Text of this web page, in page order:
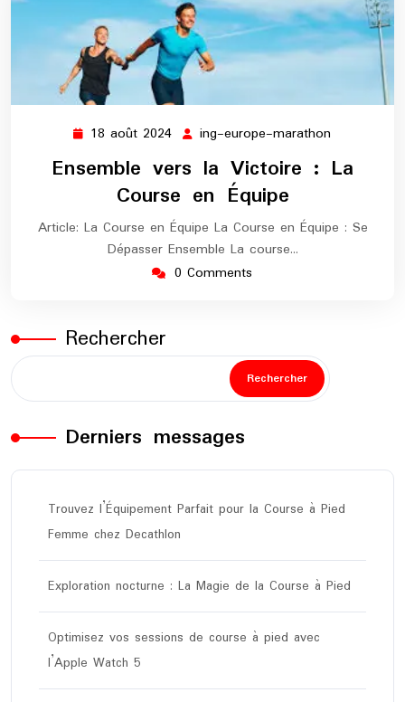
18 août 2024 18
2024
ing-europe-marathon
europe-
marathon
Ensemble vers la Victoire : La
Course en Équipe
Article: La Course en Équipe La Course en Équipe : Se
Dépasser Ensemble La course…
0 Comments
Rechercher
Rechercher
Derniers messages
Trouvez l’Équipement Parfait pour la Course à Pied
Femme chez Decathlon
Exploration nocturne : La Magie de la Course à Pied
Optimisez vos sessions de course à pied avec
l’Apple Watch 5